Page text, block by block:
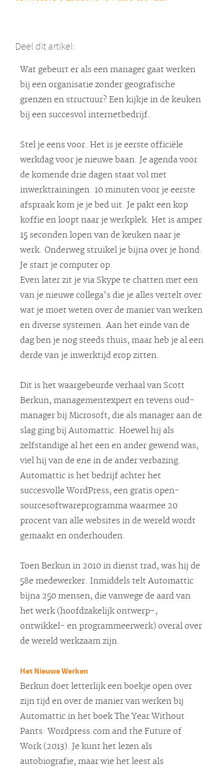
Deel dit artikel:
Wat gebeurt er als een manager gaat werken
bij een organisatie zonder geografische
grenzen en structuur? Een kijkje in de keuken
bij een succesvol internetbedrijf.
Stel je eens voor. Het is je eerste officiële
werkdag voor je nieuwe baan. Je agenda voor
de komende drie dagen staat vol met
inwerktrainingen. 10 minuten voor je eerste
afspraak kom je je bed uit. Je pakt een kop
koffie en loopt naar je werkplek. Het is amper
15 seconden lopen van de keuken naar je
werk. Onderweg struikel je bijna over je hond.
Je start je computer op.
Even later zit je via Skype te chatten met een
van je nieuwe collega’s die je alles vertelt over
wat je moet weten over de manier van werken
en diverse systemen. Aan het einde van de
dag ben je nog steeds thuis, maar heb je al een
derde van je inwerktijd erop zitten.
Dit is het waargebeurde verhaal van Scott
Berkun, managementexpert en tevens oud-
manager bij Microsoft, die als manager aan de
slag ging bij Automattic. Hoewel hij als
zelfstandige al het een en ander gewend was,
viel hij van de ene in de ander verbazing.
Automattic is het bedrijf achter het
succesvolle WordPress, een gratis open-
sourcesoftwareprogramma waarmee 20
procent van alle websites in de wereld wordt
gemaakt en onderhouden.
Toen Berkun in 2010 in dienst trad, was hij de
58e medewerker. Inmiddels telt Automattic
bijna 250 mensen, die vanwege de aard van
het werk (hoofdzakelijk ontwerp-,
ontwikkel- en programmeerwerk) overal over
de wereld werkzaam zijn.
Het Nieuwe Werken
Berkun doet letterlijk een boekje open over
zijn tijd en over de manier van werken bij
Automattic in het boek The Year Without
Pants: Wordpress.com and the Future of
Work (2013). Je kunt het lezen als
autobiografie, maar wie het leest als